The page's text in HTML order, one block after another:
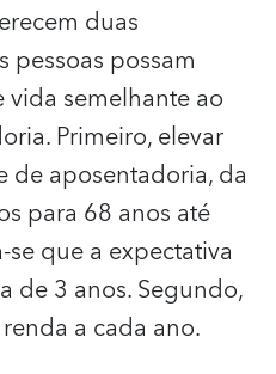
duas
pessoas possam
semelhante ao
Primeiro, elevar
aposentadoria, da
para 68 anos até
que a expectativa
de 3 anos. Segundo,
a cada ano.